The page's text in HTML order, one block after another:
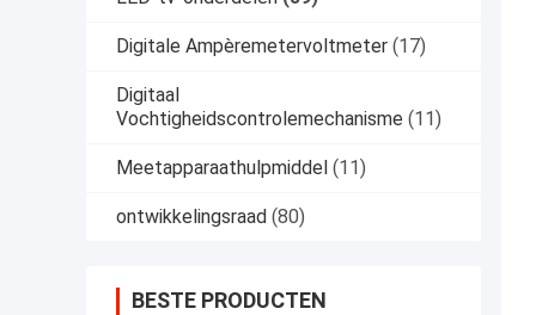
Digitale Ampèremetervoltmeter (17)
Digitaal
Vochtigheidscontrolemechanisme (11)
Meetapparaathulpmiddel (11)
ontwikkelingsraad (80)
BESTE PRODUCTEN